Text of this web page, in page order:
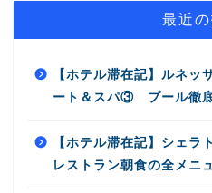
最近
【ホテル滞在記】ルネッ
ート＆スパ③ プール徹底
【ホテル滞在記】シェ
レストラン朝食の全メニ